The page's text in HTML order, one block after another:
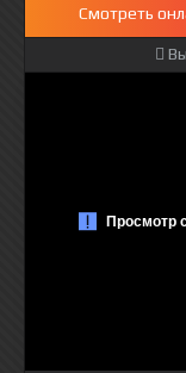
Смотреть